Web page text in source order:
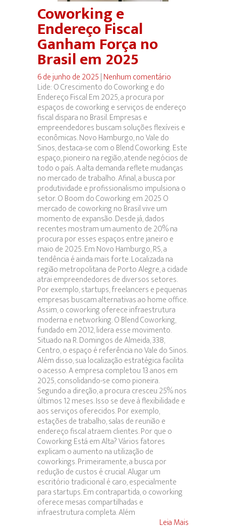
Coworking e
Endereço Fiscal
Ganham Força no
Brasil em 2025
6 de junho de 2025|Nenhum comentário
Lide: O Crescimento do Coworking e do
Endereço Fiscal Em 2025, a procura por
espaços de coworking e serviços de endereço
fiscal dispara no Brasil. Empresas e
empreendedores buscam soluções flexíveis e
econômicas. Novo Hamburgo, no Vale do
Sinos, destaca-se com o Blend Coworking. Este
espaço, pioneiro na região, atende negócios de
todo o país. A alta demanda reflete mudanças
no mercado de trabalho. Afinal, a busca por
produtividade e profissionalismo impulsiona o
setor. O Boom do Coworking em 2025 O
mercado de coworking no Brasil vive um
momento de expansão. Desde já, dados
recentes mostram um aumento de 20% na
procura por esses espaços entre janeiro e
maio de 2025. Em Novo Hamburgo, RS, a
tendência é ainda mais forte. Localizada na
região metropolitana de Porto Alegre, a cidade
atrai empreendedores de diversos setores.
Por exemplo, startups, freelancers e pequenas
empresas buscam alternativas ao home office.
Assim, o coworking oferece infraestrutura
moderna e networking. O Blend Coworking,
fundado em 2012, lidera esse movimento.
Situado na R. Domingos de Almeida, 338,
Centro, o espaço é referência no Vale do Sinos.
Além disso, sua localização estratégica facilita
o acesso. A empresa completou 13 anos em
2025, consolidando-se como pioneira.
Segundo a direção, a procura cresceu 25% nos
últimos 12 meses. Isso se deve à flexibilidade e
aos serviços oferecidos. Por exemplo,
estações de trabalho, salas de reunião e
endereço fiscal atraem clientes. Por que o
Coworking Está em Alta? Vários fatores
explicam o aumento na utilização de
coworkings. Primeiramente, a busca por
redução de custos é crucial. Alugar um
escritório tradicional é caro, especialmente
para startups. Em contrapartida, o coworking
oferece mesas compartilhadas e
infraestrutura completa. Além
Leia Mais